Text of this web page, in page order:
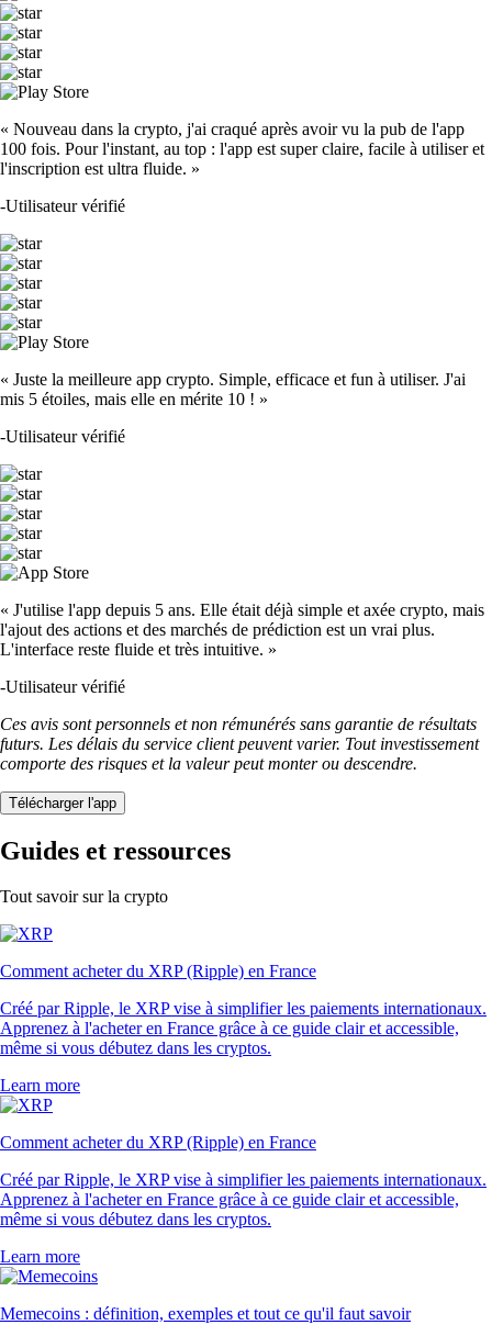
« Nouveau dans la crypto, j'ai craqué après avoir vu la pub de l'app
100 fois. Pour l'instant, au top : l'app est super claire, facile à utiliser et
l'inscription est ultra fluide. »
-Utilisateur vérifié
« Juste la meilleure app crypto. Simple, efficace et fun à utiliser. J'ai
mis 5 étoiles, mais elle en mérite 10 ! »
-Utilisateur vérifié
« J'utilise l'app depuis 5 ans. Elle était déjà simple et axée crypto, mais
l'ajout des actions et des marchés de prédiction est un vrai plus.
L'interface reste fluide et très intuitive. »
-Utilisateur vérifié
Ces avis sont personnels et non rémunérés sans garantie de résultats
futurs. Les délais du service client peuvent varier. Tout investissement
comporte des risques et la valeur peut monter ou descendre.
Télécharger l'app
Guides et ressources
Tout savoir sur la crypto
Comment acheter du XRP (Ripple) en France
Créé par Ripple, le XRP vise à simplifier les paiements internationaux.
Apprenez à l'acheter en France grâce à ce guide clair et accessible,
même si vous débutez dans les cryptos.
Learn more
Comment acheter du XRP (Ripple) en France
Créé par Ripple, le XRP vise à simplifier les paiements internationaux.
Apprenez à l'acheter en France grâce à ce guide clair et accessible,
même si vous débutez dans les cryptos.
Learn more
Memecoins : définition, exemples et tout ce qu'il faut savoir